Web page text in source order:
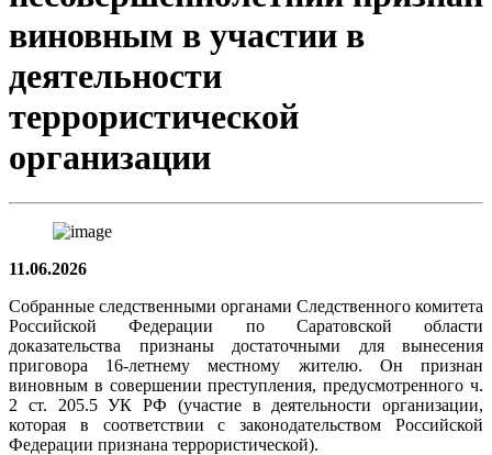
виновным в участии в
деятельности
террористической
организации
11.06.2026
Собранные следственными органами Следственного комитета
Российской Федерации по Саратовской области
доказательства признаны достаточными для вынесения
приговора 16-летнему местному жителю. Он признан
виновным в совершении преступления, предусмотренного ч.
2 ст. 205.5 УК РФ (участие в деятельности организации,
которая в соответствии с законодательством Российской
Федерации признана террористической).